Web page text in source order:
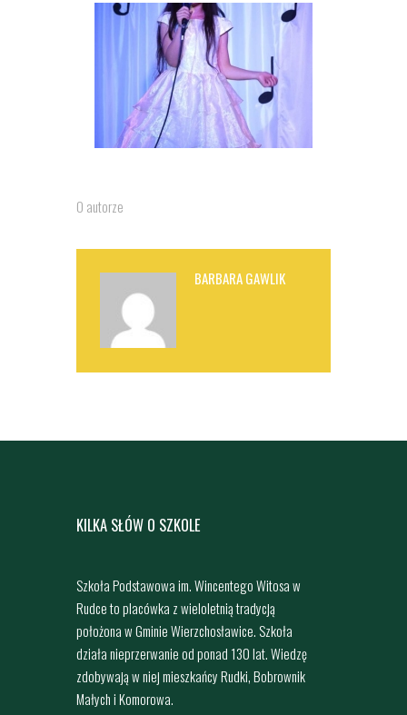
O autorze
BARBARA GAWLIK
KILKA SŁÓW O SZKOLE
Szkoła Podstawowa im. Wincentego Witosa w
Rudce to placówka z wieloletnią tradycją
położona w Gminie Wierzchosławice. Szkoła
działa nieprzerwanie od ponad 130 lat. Wiedzę
zdobywają w niej mieszkańcy Rudki, Bobrownik
Małych i Komorowa.